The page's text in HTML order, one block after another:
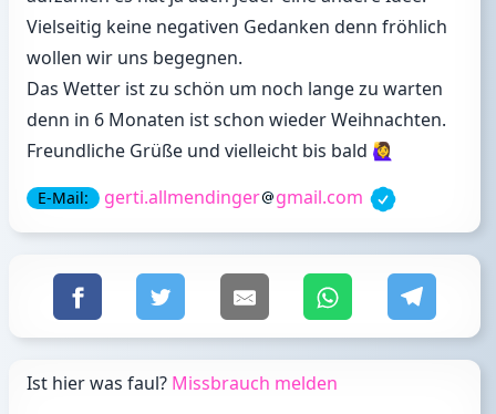
Vielseitig keine negativen Gedanken denn fröhlich
wollen wir uns begegnen.
Das Wetter ist zu schön um noch lange zu warten
denn in 6 Monaten ist schon wieder Weihnachten.
Freundliche Grüße und vielleicht bis bald 🙋‍♀️
E-Mail: gerti.allmendinger gmail.com
Ist hier was faul? Missbrauch melden